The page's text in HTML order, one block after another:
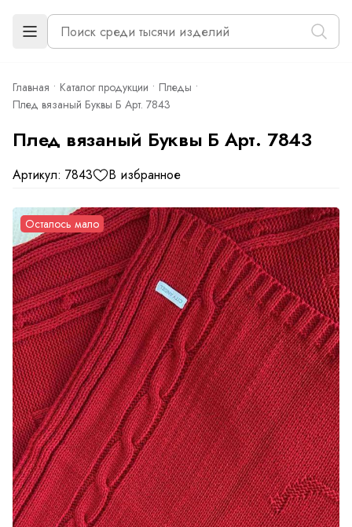
Главная Каталог продукции
Пледы
Плед вязаный Буквы Б Арт. 7843
Плед вязаный Буквы Б Арт. 7843
Артикул: 7843 В избранное
Осталось мало